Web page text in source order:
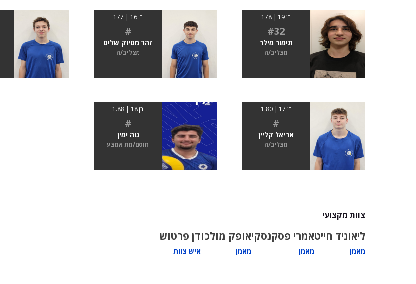
בן 19 | 178
#32
תימור מילר
מצליב/ה
בן 16 | 177
#
זהר מטיוק שליט
מצליב/ה
בן 17 | 1.80
#
אריאל קליין
מצליב/ה
בן 18 | 1.88
#
נוה ימין
חוסם/מת אמצע
צוות מקצועי
ליאוניד חייט
מאמן
אמרי פסקנסקי
מאמן
אופק מולכו
מאמן
דן פרטוש
איש צוות